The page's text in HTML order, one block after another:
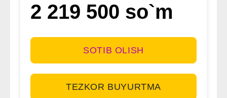
2 219 500 so`m
SOTIB OLISH
TEZKOR BUYURTMA